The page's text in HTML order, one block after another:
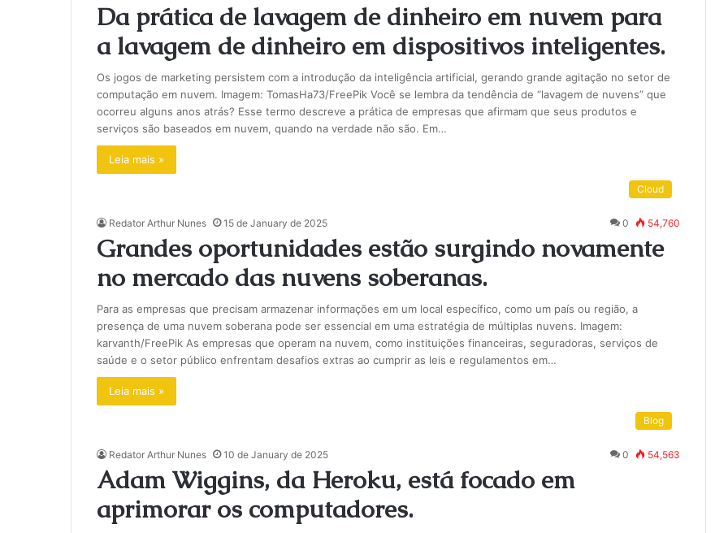
Da prática de lavagem de dinheiro em nuvem para
a lavagem de dinheiro em dispositivos inteligentes.
Os jogos de marketing persistem com a introdução da inteligência artificial, gerando grande agitação no setor de
computação em nuvem. Imagem: TomasHa73/FreePik Você se lembra da tendência de “lavagem de nuvens” que
ocorreu alguns anos atrás? Esse termo descreve a prática de empresas que afirmam que seus produtos e
serviços são baseados em nuvem, quando na verdade não são. Em…
Leia mais »
Cloud
Redator Arthur Nunes 15 de January de 2025 0 54,760
Grandes oportunidades estão surgindo novamente
no mercado das nuvens soberanas.
Para as empresas que precisam armazenar informações em um local específico, como um país ou região, a
presença de uma nuvem soberana pode ser essencial em uma estratégia de múltiplas nuvens. Imagem:
karvanth/FreePik As empresas que operam na nuvem, como instituições financeiras, seguradoras, serviços de
saúde e o setor público enfrentam desafios extras ao cumprir as leis e regulamentos em…
Leia mais »
Blog
Redator Arthur Nunes 10 de January de 2025 0 54,563
Adam Wiggins, da Heroku, está focado em
aprimorar os computadores.